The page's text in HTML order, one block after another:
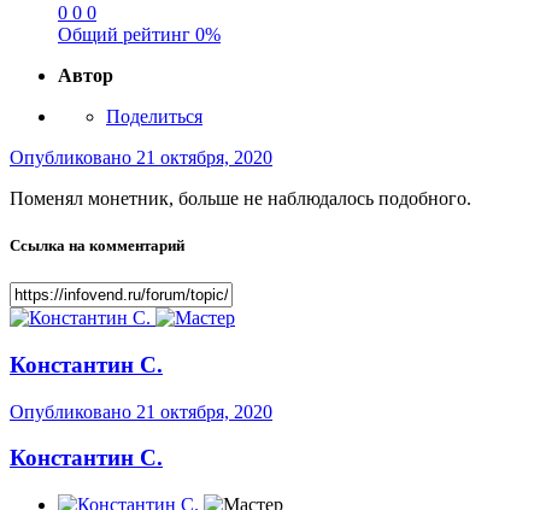
0 0 0
Общий рейтинг 0%
Автор
Поделиться
Опубликовано 21 октября, 2020
Поменял монетник, больше не наблюдалось подобного.
Ссылка на комментарий
Константин С.
Опубликовано 21 октября, 2020
Константин С.